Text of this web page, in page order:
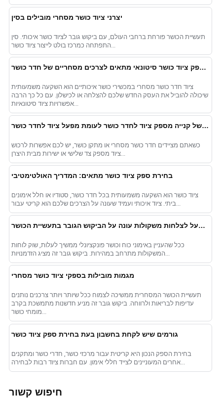
יצרני ציוד כושר מסחרי מובילים בסין
תעשיית הכושר פורחת ברחבי העולם, עם ביקוש גובר לציוד כושר איכותי. סין
בחירת ספק ציוד כושר סיטונאי מתאים לצרכים מסחריים של חדר כושר
ציוד חדר כושר מסחרי במכשירי כושר איכותיים הוא השקעה משמעותית
שיכולה להוביל את העסק החדש שלכם להצלחה או לכישלון. עם כל כך הרבה
בחינת היתרונות והחסרונות של קנייה מספק ציוד לחדר כושר לעומת מפעל ציוד לחדר כושר
כשאתם מציידים חדר כושר מסחרי או מתקן כושר, יש לכם אפשרות לרכוש
ציוד מספק צד שלישי או ישירות מבית היצרן...
בחירת ספק ציוד כושר מתאים: המדריך האולטימטיבי
ציוד כושר הוא השקעה משמעותית בכל חדר כושר, סטודיו או חלל אימונים
ביתי. ציוד איכותי ועמיד שעונה על הצרכים שלכם הוא קריטי עבור...
כיצד מפעל לצלחות משקולות עונה על הביקוש הגובר בתעשיית הכושר
ככל שהעניין באימוני כוח וכושר פונקציונלי ממשיך לעלות, שוק לוחות
המשקולות מתרחב במהירות. ביקוש גובר זה מציג הזדמנויות...
מגמות מובילות בספקי ציוד כושר מסחרי
תעשיית הכושר המסחרית ממשיכה לצמוח ככל שיותר ויותר צרכנים נותנים
עדיפות לבריאות ולרווחה. ביקוש גובר זה מניע חדשנות מתמשכת בקרב
מומחי כושר...
גורמים שיש לקחת בחשבון בעת ​​בחירת ספק ציוד כושר
בחירת הספק הנכון היא קריטית עבור מרכזי כושר, חדרי כושר ומתקנים
חיפוש קשור